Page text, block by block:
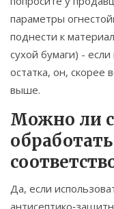
параметры
поднести к
сухой бумаги) -
остатка, он, скорее
выше.
Можно ли
Да, если